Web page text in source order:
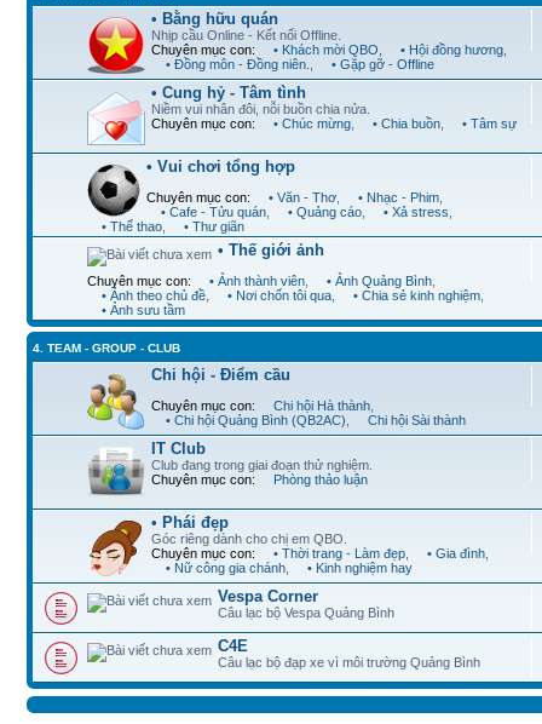
• Bằng hữu quán
Nhịp cầu Online - Kết nối Offline.
Chuyên mục con:
• Khách mời QBO • Hội đồng hương
• Đồng môn - Đồng niên.
• Gặp gỡ - Offline
• Cung hỷ - Tâm tình
Niềm vui nhân đôi, nỗi buồn chia nửa.
Chuyên mục con:
• Chúc mừng • Chia buồn • Tâm sự
• Vui chơi tổng hợp
Chuyên mục con: • Văn - Thơ • Nhạc - Phim
• Cafe - Tửu quán
• Quảng cáo • Xả stress
• Thể thao
• Thư giãn
• Thế giới ảnh
Chuyên mục con: • Ảnh thành viên • Ảnh Quảng Bình
• Ảnh theo chủ đề
• Nơi chốn tôi qua • Chia sẻ kinh nghiệm
• Ảnh sưu tầm
4. TEAM - GROUP - CLUB
Chi hội - Điểm cầu
Chuyên mục con: Chi hội Hà thành
• Chi hội Quảng Bình (QB2AC)
Chi hội Sài thành
IT Club
Club đang trong giai đoạn thử nghiệm.
Chuyên mục con:
Phòng thảo luận
• Phái đẹp
Góc riêng dành cho chị em QBO.
Chuyên mục con:
• Thời trang - Làm đẹp • Gia đình
• Nữ công gia chánh
• Kinh nghiệm hay
Vespa Corner
Câu lạc bộ Vespa Quảng Bình
C4E
Câu lạc bộ đạp xe vì môi trường Quảng Bình